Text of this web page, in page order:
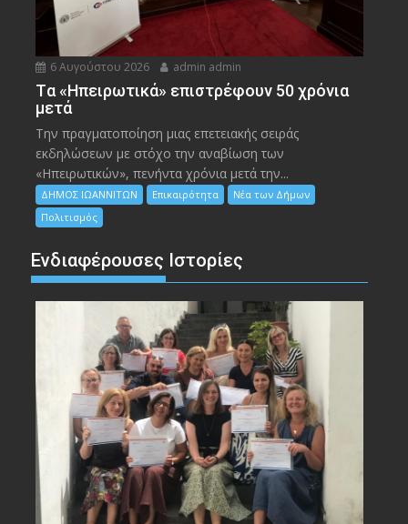
6 Αυγούστου 2026 admin admin
Tα «Ηπειρωτικά» επιστρέφουν 50 χρόνια
μετά
Την πραγματοποίηση μιας επετειακής σειράς
εκδηλώσεων με στόχο την αναβίωση των
«Ηπειρωτικών», πενήντα χρόνια μετά την...
ΔΗΜΟΣ ΙΩΑΝΝΙΤΩΝ Επικαιρότητα
Νέα των Δήμων
Πολιτισμός
Ενδιαφέρουσες Ιστορίες